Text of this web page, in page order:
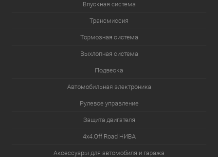
Впускная система
Трансмиссия
Тормозная система
Выхлопная система
Подвеска
Автомобильная электроника
Рулевое управление
Защита двигателя
4х4.Off Road НИВА
Аксессуары для автомобиля и гаража